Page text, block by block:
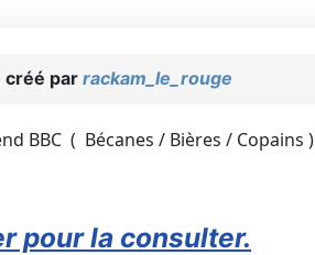
créé par rackam_le_rouge
BBC ( Bécanes / Bières / Copains )
pour la consulter.